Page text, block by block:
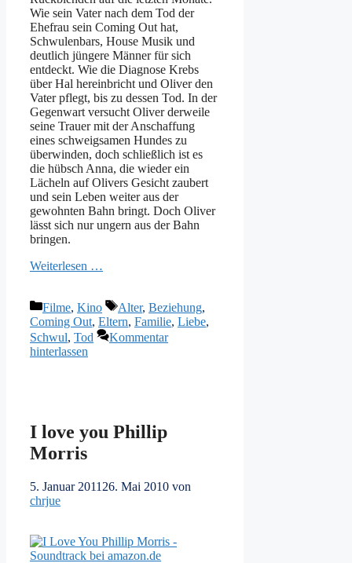
Wie sein Vater nach dem Tod der
Ehefrau sein Coming Out hat,
Schwulenbars, House Musik und
deutlich jüngere Männer für sich
entdeckt. Wie die Diagnose Krebs
über Hal hereinbricht und Oliver den
Vater pflegt, bis zu dessen Tod. In der
Gegenwart versucht Oliver derweile
seine Trauer mit der Anschaffung
eines schweigsamen Hundes zu
überwinden, doch schließlich ist es
die hübsch Anna, die wieder ein
Lächeln auf Olivers Gesicht zaubert
und sein Leben weiter aus der
gewohnten Bahn bringt. Doch Oliver
lässt sich nur ungern aus der Bahn
bringen.
Weiterlesen …
Kategorien
Filme, Kino Schlagwörter
Alter, Beziehung,
Coming Out, Eltern, Familie, Liebe,
Schwul, Tod
Kommentar
hinterlassen
I love you Phillip
Morris
5. Januar 2011 26. Mai 2010 von
chrjue